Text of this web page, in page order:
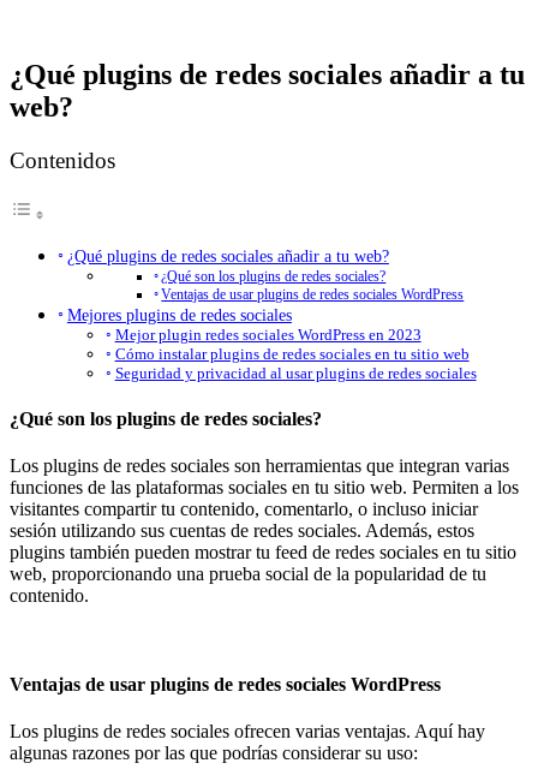
¿Qué plugins de redes sociales añadir a tu
web?
Contenidos
¿Qué plugins de redes sociales añadir a tu web?
¿Qué son los plugins de redes sociales?
Ventajas de usar plugins de redes sociales WordPress
Mejores plugins de redes sociales
Mejor plugin redes sociales WordPress en 2023
Cómo instalar plugins de redes sociales en tu sitio web
Seguridad y privacidad al usar plugins de redes sociales
¿Qué son los plugins de redes sociales?
Los plugins de redes sociales son herramientas que integran varias
funciones de las plataformas sociales en tu sitio web. Permiten a los
visitantes compartir tu contenido, comentarlo, o incluso iniciar
sesión utilizando sus cuentas de redes sociales. Además, estos
plugins también pueden mostrar tu feed de redes sociales en tu sitio
web, proporcionando una prueba social de la popularidad de tu
contenido.
Ventajas de usar plugins de redes sociales WordPress
Los plugins de redes sociales ofrecen varias ventajas. Aquí hay
algunas razones por las que podrías considerar su uso: